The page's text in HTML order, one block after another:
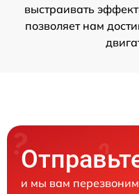
выстраивать
позволяет нам
и мы вам перезвоним